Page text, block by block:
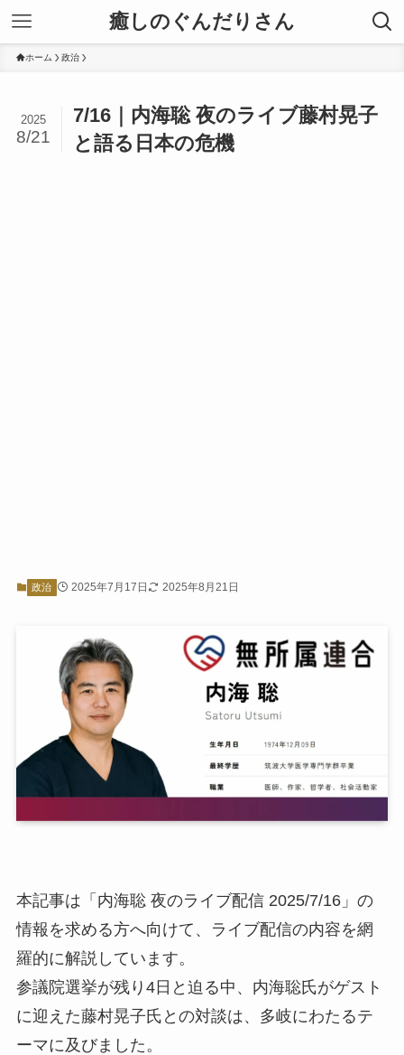
癒しのぐんだりさん
ホーム 政治
7/16｜内海聡 夜のライブ藤村晃子
と語る日本の危機
2025
8/21
政治 2025年7月17日 2025年8月21日
本記事は「内海聡 夜のライブ配信 2025/7/16」の
情報を求める方へ向けて、ライブ配信の内容を網
羅的に解説しています。
参議院選挙が残り4日と迫る中、内海聡氏がゲスト
に迎えた藤村晃子氏との対談は、多岐にわたるテ
ーマに及びました。